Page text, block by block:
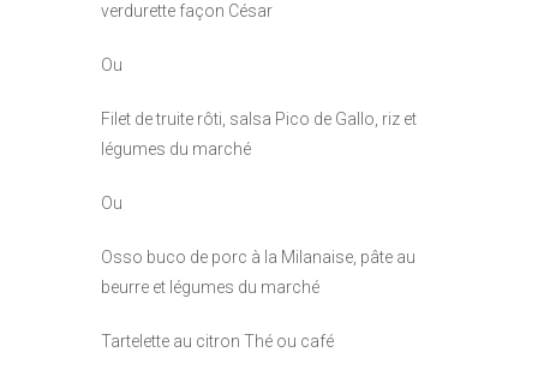
verdurette façon César
Ou
Filet de truite rôti, salsa Pico de Gallo, riz et
légumes du marché
Ou
Osso buco de porc à la Milanaise, pâte au
beurre et légumes du marché
Tartelette au citron Thé ou café